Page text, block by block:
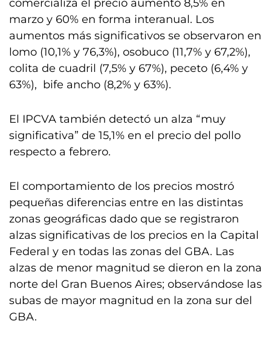
comercializa el precio aumentó 8,5% en
marzo y 60% en forma interanual. Los
aumentos más significativos se observaron en
lomo (10,1% y 76,3%), osobuco (11,7% y 67,2%),
colita de cuadril (7,5% y 67%), peceto (6,4% y
63%), bife ancho (8,2% y 63%).
El IPCVA también detectó un alza “muy
significativa” de 15,1% en el precio del pollo
respecto a febrero.
El comportamiento de los precios mostró
pequeñas diferencias entre en las distintas
zonas geográficas dado que se registraron
alzas significativas de los precios en la Capital
Federal y en todas las zonas del GBA. Las
alzas de menor magnitud se dieron en la zona
norte del Gran Buenos Aires; observándose las
subas de mayor magnitud en la zona sur del
GBA.